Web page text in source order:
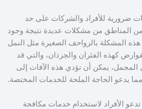
ضرورية للأفراد والشركات على حد
المناطق من مشكلات عديدة نتيجة وجود
هذه المشكلة بالزواحف الصغيرة مثل النمل
كهذه الفئران والجرذان، والتي قد
يمكن أن تؤدي هذه الآفات إلى
يدعو الحاجة الملحة للخدمات المختصة.
الأفراد لاستخدام خدمات مكافحة